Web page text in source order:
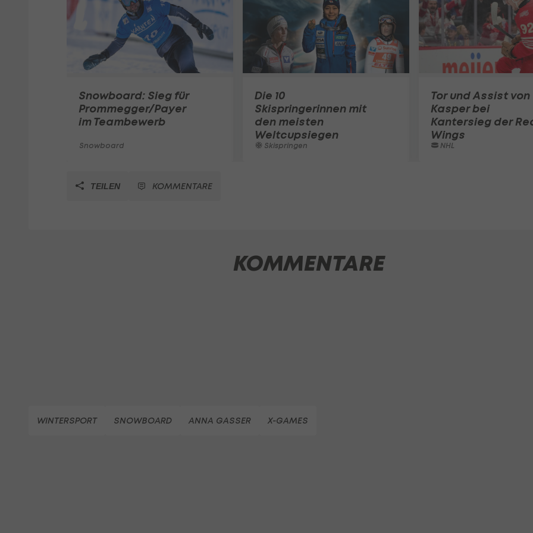
Snowboard: Sieg für
Prommegger/Payer
im Teambewerb
Snowboard
Die 10
Skispringerinnen mit
den meisten
Weltcupsiegen
Skispringen
Tor und Assist von
Kasper bei
Kantersieg der
Wings
NHL
TEILEN KOMMENTARE
KOMMENTARE
WINTERSPORT SNOWBOARD ANNA GASSER X-GAMES